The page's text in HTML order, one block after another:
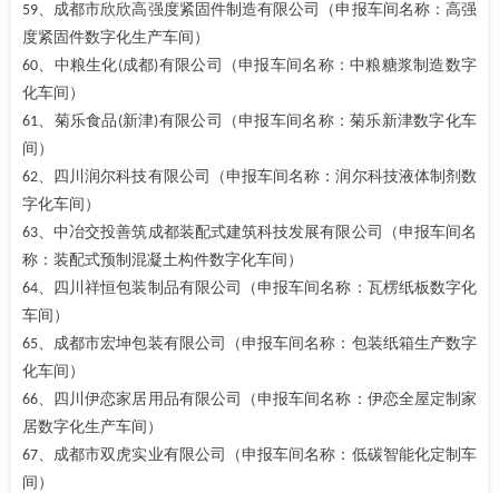
59、成都市欣欣高强度紧固件制造有限公司（申报车间名称：高强
度紧固件数字化生产车间）
60、中粮生化(成都)有限公司（申报车间名称：中粮糖浆制造数字
化车间）
61、菊乐食品 (新津)有限公司（申报车间名称：菊乐新津数字化车
间）
62、四川润尔科技有限公司（申报车间名称：润尔科技液体制剂数
字化车间）
63、中冶交投善筑成都装配式建筑科技发展有限公司（申报车间名
称：装配式预制混凝土构件数字化车间）
64、四川祥恒包装制品有限公司（申报车间名称：瓦楞纸板数字化
车间）
65、成都市宏坤包装有限公司（申报车间名称：包装纸箱生产数字
化车间）
66、四川伊恋家居用品有限公司（申报车间名称：伊恋全屋定制家
居数字化生产车间）
67、成都市双虎实业有限公司（申报车间名称：低碳智能化定制车
间）